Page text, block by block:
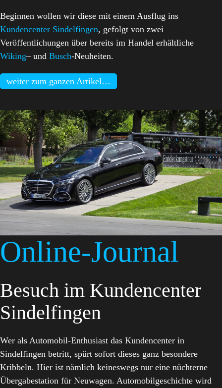
Beginnen wollen wir diese mit einem Ausflug ins
Kundencenter Sindelfingen, gefolgt von zwei
Veröffentlichungen über bereits im Handel erhältliche
Wiking– und Busch-Neuheiten.
weiter zum ganzen Artikel…
Online-Journal
Besuch im Kundencenter
Sindelfingen
Wer als Automobil-Enthusiast das Kundencenter in
Sindelfingen betritt, spürt sofort dieses ganz besondere
Kribbeln. Hier ist nämlich keineswegs nur eine nüchterne
Übergabestation für Neuwagen. Automobilgeschichte wird